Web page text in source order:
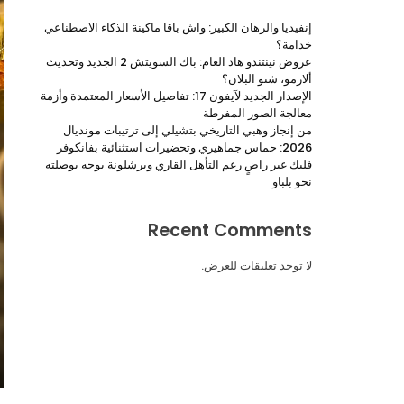
إنفيديا والرهان الكبير: واش باقا ماكينة الذكاء الاصطناعي
خدامة؟
عروض نينتندو هاد العام: باك السويتش 2 الجديد وتحديث
ألارمو، شنو البلان؟
الإصدار الجديد لآيفون 17: تفاصيل الأسعار المعتمدة وأزمة
معالجة الصور المفرطة
من إنجاز وهبي التاريخي بتشيلي إلى ترتيبات مونديال
2026: حماس جماهيري وتحضيرات استثنائية بفانكوفر
فليك غير راضٍ رغم التأهل القاري وبرشلونة يوجه بوصلته
نحو بلباو
Recent Comments
لا توجد تعليقات للعرض.